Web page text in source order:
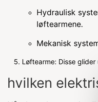
Hydraulisk
løftearmene.
Mekanisk
Løftearme: Disse glider
hvilken